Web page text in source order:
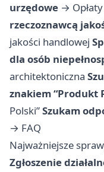
urzędowe →
rzeczoznawcą
jakości handlowej
dla osób
architektoniczna
znakiem “Produkt
Polski”Szukam
→ FAQ
Najważniejsze
Zgłoszenie